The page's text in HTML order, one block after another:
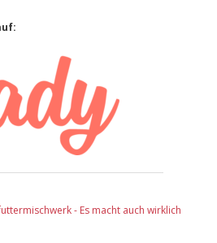
- Es macht auch wirklich